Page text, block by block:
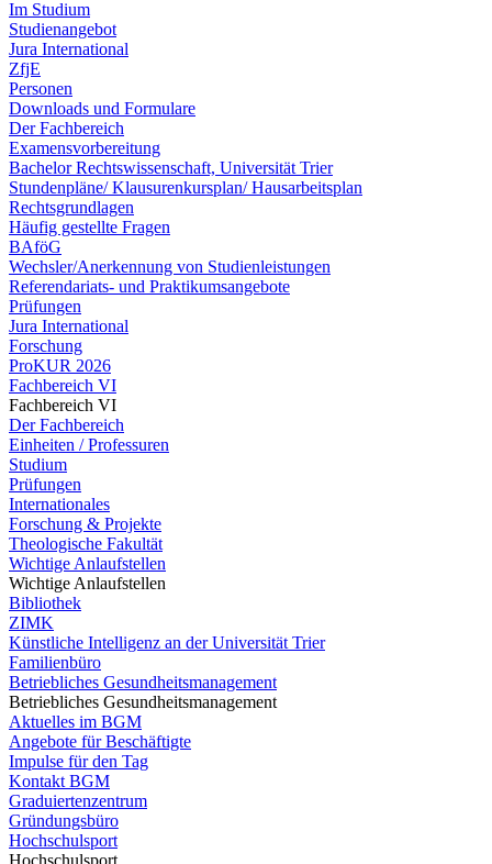
Im Studium
Studienangebot
Jura International
ZfjE
Personen
Downloads und Formulare
Der Fachbereich
Examensvorbereitung
Bachelor Rechtswissenschaft, Universität Trier
Stundenpläne/ Klausurenkursplan/ Hausarbeitsplan
Rechtsgrundlagen
Häufig gestellte Fragen
BAföG
Wechsler/Anerkennung von Studienleistungen
Referendariats- und Praktikumsangebote
Prüfungen
Jura International
Forschung
ProKUR 2026
Fachbereich VI
Fachbereich VI
Der Fachbereich
Einheiten / Professuren
Studium
Prüfungen
Internationales
Forschung & Projekte
Theologische Fakultät
Wichtige Anlaufstellen
Wichtige Anlaufstellen
Bibliothek
ZIMK
Künstliche Intelligenz an der Universität Trier
Familienbüro
Betriebliches Gesundheitsmanagement
Betriebliches Gesundheitsmanagement
Aktuelles im BGM
Angebote für Beschäftigte
Impulse für den Tag
Kontakt BGM
Graduiertenzentrum
Gründungsbüro
Hochschulsport
Hochschulsport